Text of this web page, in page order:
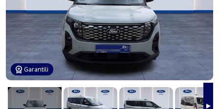
Garantili